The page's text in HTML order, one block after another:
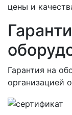
цены и
Гарантия на
организацией